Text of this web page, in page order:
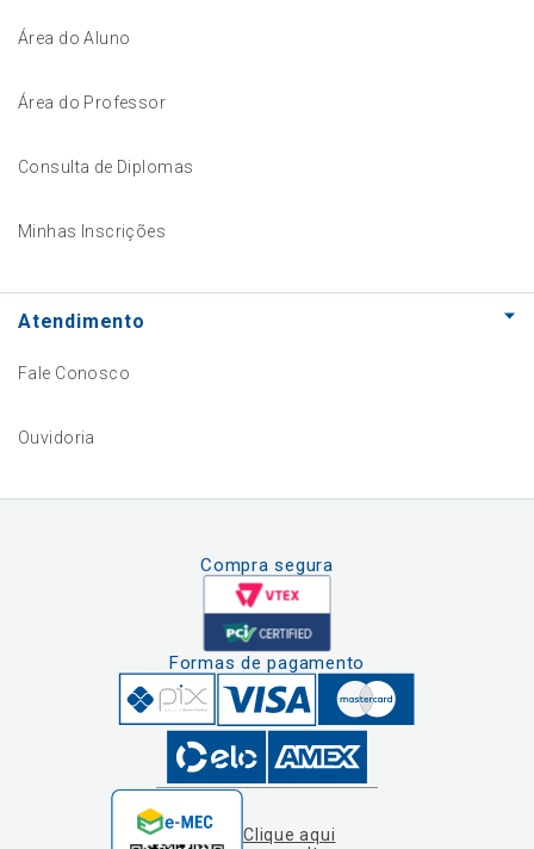
Área do Aluno
Área do Professor
Consulta de Diplomas
Minhas Inscrições
Atendimento
Fale Conosco
Ouvidoria
Compra segura
Formas de pagamento
Clique aqui